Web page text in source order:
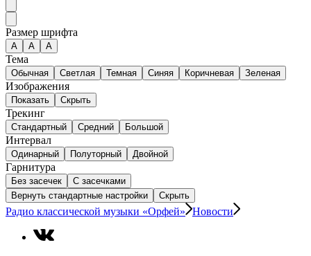
Размер шрифта
А A A
Тема
Обычная Светлая Темная Синяя Коричневая Зеленая
Изображения
Показать Скрыть
Трекинг
Стандартный Средний Большой
Интервал
Одинарный Полуторный Двойной
Гарнитура
Без засечек
С засечками
Вернуть стандартные настройки
Скрыть
Радио классической музыки «Орфей» Новости